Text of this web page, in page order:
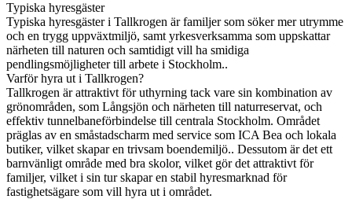
Typiska hyresgäster
Typiska hyresgäster i Tallkrogen är familjer som söker mer utrymme
och en trygg uppväxtmiljö, samt yrkesverksamma som uppskattar
närheten till naturen och samtidigt vill ha smidiga
pendlingsmöjligheter till arbete i Stockholm..
Varför hyra ut i Tallkrogen?
Tallkrogen är attraktivt för uthyrning tack vare sin kombination av
grönområden, som Långsjön och närheten till naturreservat, och
effektiv tunnelbaneförbindelse till centrala Stockholm. Området
präglas av en småstadscharm med service som ICA Bea och lokala
butiker, vilket skapar en trivsam boendemiljö.. Dessutom är det ett
barnvänligt område med bra skolor, vilket gör det attraktivt för
familjer, vilket i sin tur skapar en stabil hyresmarknad för
fastighetsägare som vill hyra ut i området.